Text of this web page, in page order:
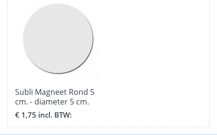
Subli Magneet Rond 5
cm. - diameter 5 cm.
€ 1,75 incl. BTW: